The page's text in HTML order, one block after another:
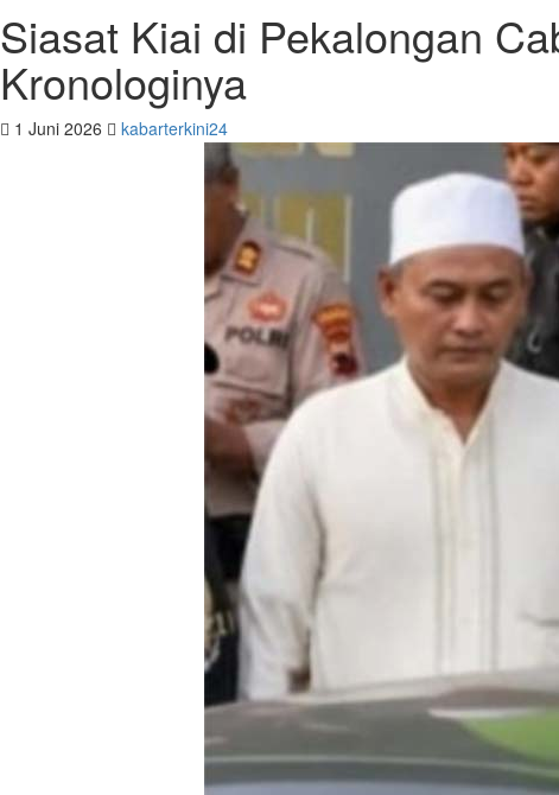
Siasat Kiai di Pekalongan
Kronologinya
1 Juni 2026 kabarterkini24